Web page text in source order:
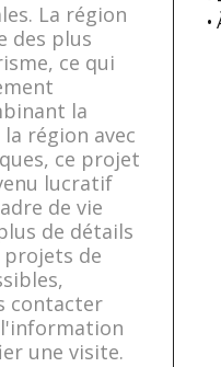
La région
des plus
ce qui
la
région avec
ce projet
lucratif
de vie
de détails
de
contacter
une visite.